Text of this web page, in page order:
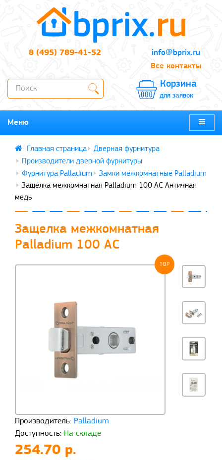
8 (495) 789-41-52
info@bprix.ru
Все контакты
Корзина
для заявок
Меню
Дверная фурнитура
Производители дверной фурнитуры
Фурнитура Palladium
Замки межкомнатные Palladium
Защелка межкомнатная Palladium 100 AС Античная
медь
Защелка межкомнатная
Palladium 100 AС
TOP
Производитель: Palladium
Доступность: На складе
254.70 р.